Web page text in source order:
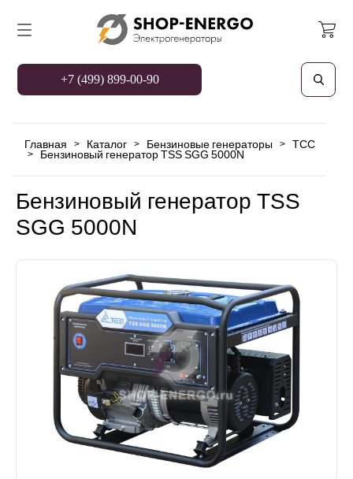
+7 (499) 899-00-90
Главная > Каталог > Бензиновые генераторы > TCC
> Бензиновый генератор TSS SGG 5000N
Бензиновый генератор TSS
SGG 5000N